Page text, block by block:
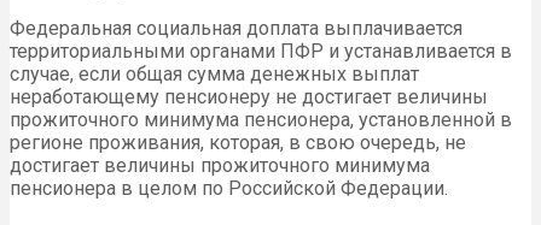
Федеральная социальная доплата выплачивается
территориальными органами ПФР и устанавливается в
случае, если общая сумма денежных выплат
неработающему пенсионеру не достигает величины
прожиточного минимума пенсионера, установленной в
регионе проживания, которая, в свою очередь, не
достигает величины прожиточного минимума
пенсионера в целом по Российской Федерации.